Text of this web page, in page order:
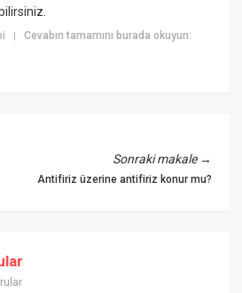
|Cevabın tamamını burada okuyun:
Sonraki makale→
Antifiriz üzerine antifiriz konur mu?